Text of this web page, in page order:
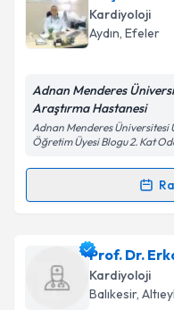
oluşturun. Size bu
takvim
Kişisel
Metni'ni
kapsamda
Kardiyoloji
Aydın, Efeler
Adnan Menderes
Araştırma Hastanesi
Adnan Menderes Üniversitesi
Öğretim Üyesi Blogu 2. Kat
Randevu
Doç. Dr. Cemil
oluşturun. Size bu
takvim
Prof. Dr.
Kardiyoloji
Balıkesir,